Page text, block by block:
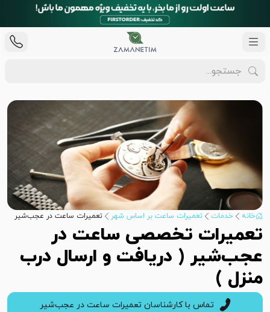
خانه خدمات تعمیرات ساعت بر اساس شهر تعمیرات ساعت در عجب‌شیر
تعمیرات تخصصی ساعت در
عجب‌شیر ( دریافت و ارسال درب
منزل )
تماس با کارشناسان تعمیرات ساعت در عجب‌شیر